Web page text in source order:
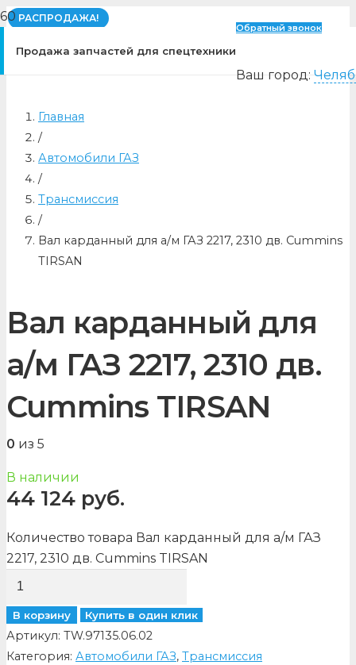
Продажа запчастей для спецтехники
Обратный звонок
Ваш город:
Главная
/
Автомобили ГАЗ
/
Трансмиссия
/
Вал карданный для а/м ГАЗ 2217, 2310 дв. Cummins
TIRSAN
Вал карданный для
а/м ГАЗ 2217, 2310 дв.
Cummins TIRSAN
0 из 5
В наличии
44 124 руб.
Количество товара Вал карданный для а/м ГАЗ
2217, 2310 дв. Cummins TIRSAN
В корзину Купить в один клик
Артикул: ТW.97135.06.02
Категория: Автомобили ГАЗ, Трансмиссия
РАСПРОДАЖА!